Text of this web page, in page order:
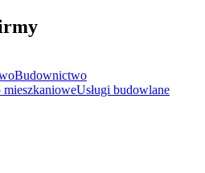
Budownictwo
Usługi budowlane